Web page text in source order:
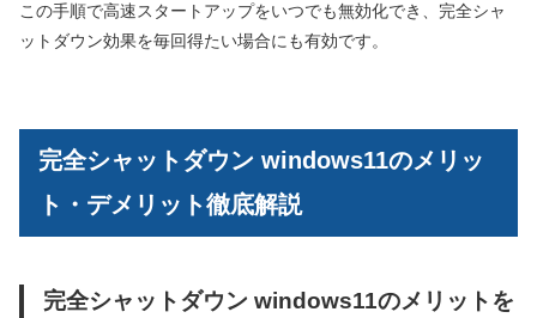
この手順で高速スタートアップをいつでも無効化でき、完全シャ
ットダウン効果を毎回得たい場合にも有効です。
完全シャットダウン windows11のメリッ
ト・デメリット徹底解説
完全シャットダウン windows11のメリットを